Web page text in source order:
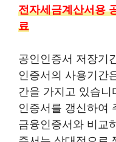
전자세금계산서용
료
공인인증서 저장기
인증서의 사용기간
간을 가지고 있습
인증서를 갱신하여
금융인증서와 비교